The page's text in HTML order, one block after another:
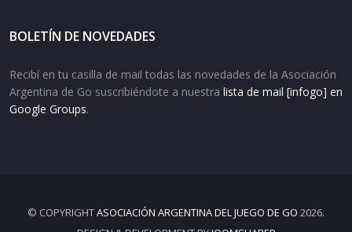
BOLETÍN DE NOVEDADES
Recibí en tu casilla de mail todas las novedades de la Asociación
Argentina de Go suscribiéndote a nuestra lista de mail [infogo] en
Google Groups.
© COPYRIGHTASOCIACIÓN ARGENTINA DEL JUEGO DE GO 2026.